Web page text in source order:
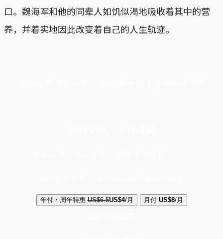
口。魏海军和他的同辈人如饥似渴地吸收着其中的营
养，并着实地因此改变着自己的人生轨迹。
年付・周年特惠 US$6.5US$4/月 月付 US$8/月